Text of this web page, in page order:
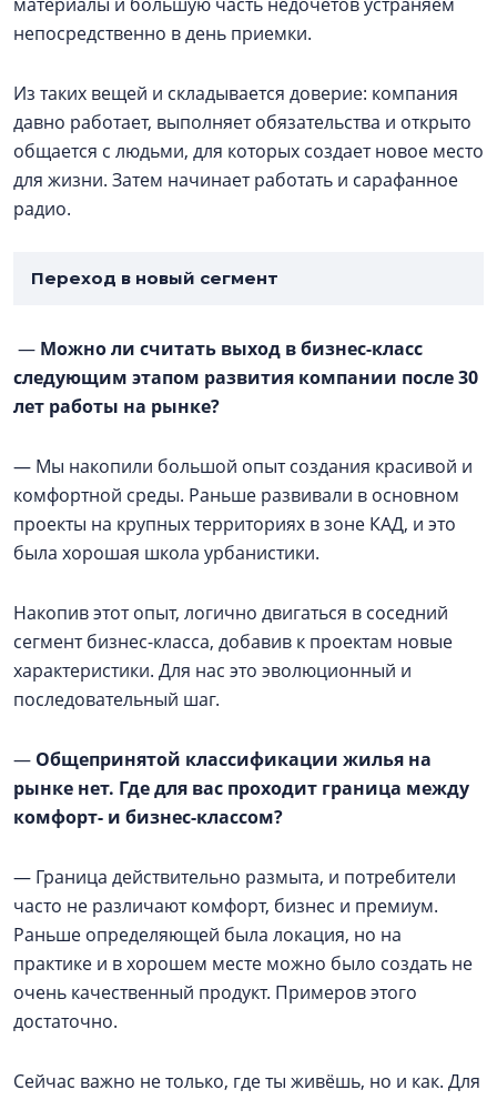
непосредственно в день приемки.
Из таких вещей и складывается доверие: компания
давно работает, выполняет обязательства и открыто
общается с людьми, для которых создает новое место
для жизни. Затем начинает работать и сарафанное
радио.
Переход в новый сегмент
— Можно ли считать выход в бизнес-класс
следующим этапом развития компании после 30
лет работы на рынке?
— Мы накопили большой опыт создания красивой и
комфортной среды. Раньше развивали в основном
проекты на крупных территориях в зоне КАД, и это
была хорошая школа урбанистики.
Накопив этот опыт, логично двигаться в соседний
сегмент бизнес-класса, добавив к проектам новые
характеристики. Для нас это эволюционный и
последовательный шаг.
— Общепринятой классификации жилья на
рынке нет. Где для вас проходит граница между
комфорт- и бизнес-классом?
— Граница действительно размыта, и потребители
часто не различают комфорт, бизнес и премиум.
Раньше определяющей была локация, но на
практике и в хорошем месте можно было создать не
очень качественный продукт. Примеров этого
достаточно.
Сейчас важно не только, где ты живёшь, но и как. Для